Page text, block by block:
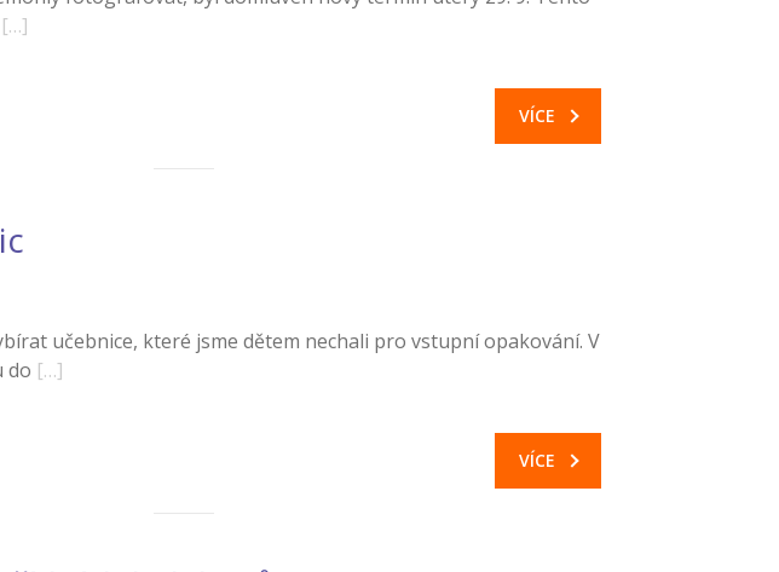
[…]
VÍCE
učebnice, které jsme dětem nechali pro vstupní opakování. V
do […]
VÍCE